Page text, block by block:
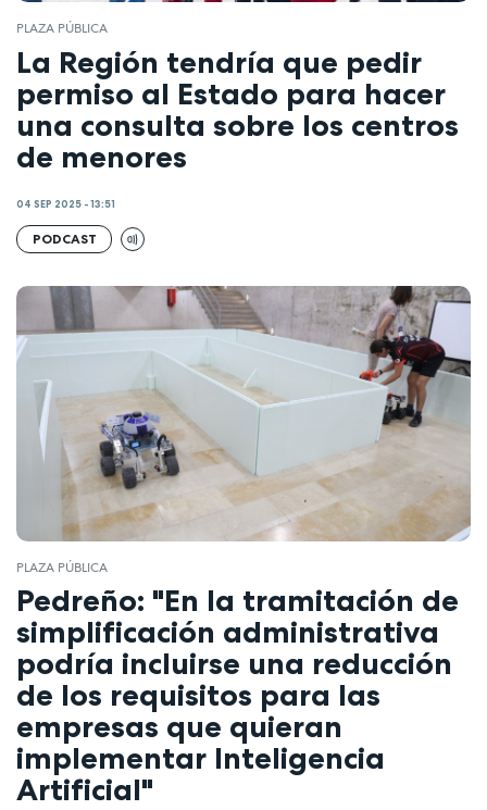
PLAZA PÚBLICA
La Región tendría que pedir
permiso al Estado para hacer
una consulta sobre los centros
de menores
04 SEP 2025 - 13:51
PODCAST
PLAZA PÚBLICA
Pedreño: "En la tramitación de
simplificación administrativa
podría incluirse una reducción
de los requisitos para las
empresas que quieran
implementar Inteligencia
Artificial"